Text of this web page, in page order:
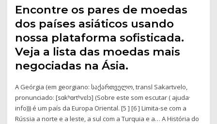
Encontre os pares de moedas
dos países asiáticos usando
nossa plataforma sofisticada.
Veja a lista das moedas mais
negociadas na Ásia.
A Geórgia (em georgiano: საქართველო, transl Sakartvelo,
pronunciado: [sɑkʰɑrtʰvɛlɔ] (Sobre este som escutar ( ajuda·
info))) é um país da Europa Oriental. [5 ] [6 ] Limita-se com a
Rússia a norte e a leste, a sul com a Turquia e a… A História do